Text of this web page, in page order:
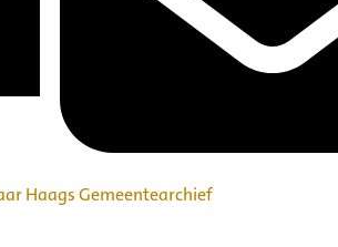
Haags Gemeentearchief